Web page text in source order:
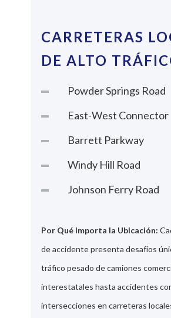
CARRETERAS
DE ALTO
Powder Springs Road
East-West Connector
Barrett Parkway
Windy Hill Road
Johnson Ferry Road
Por Qué Importa la Ubicación:
de accidente presenta desafíos
tráfico pesado de camiones
interestatales hasta accidentes
intersecciones en carreteras